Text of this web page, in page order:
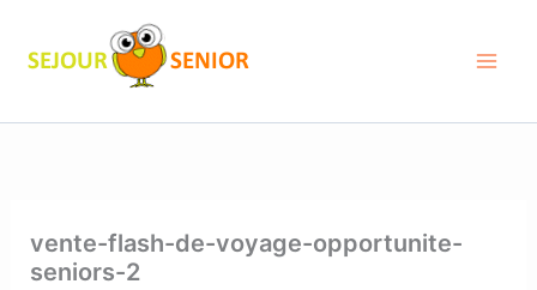
contenu
vente-flash-de-voyage-opportunite-
seniors-2